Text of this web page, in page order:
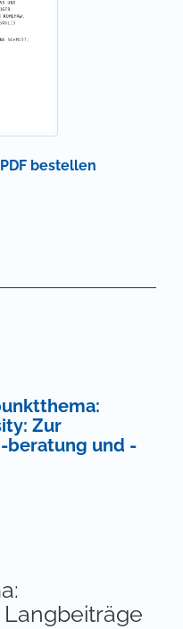
bestellen
Zur
beratung und -